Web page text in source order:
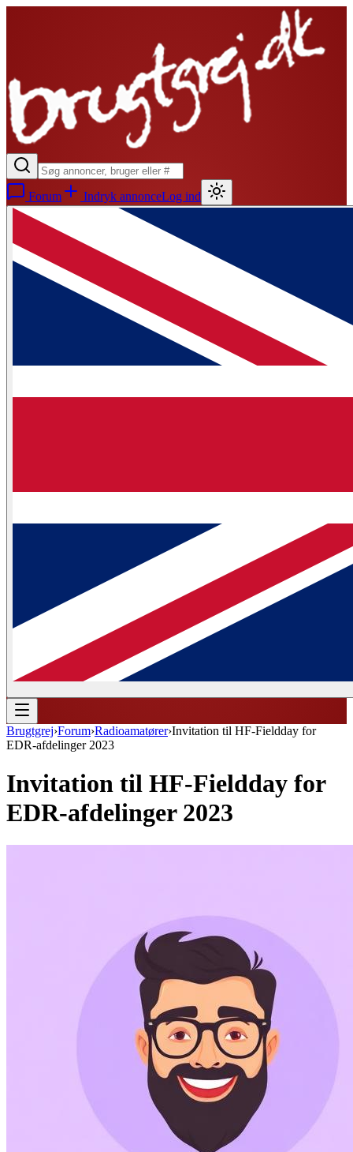
Forum Indryk annonceLog ind
Brugtgrej›Forum›Radioamatører›Invitation til HF-Fieldday for
EDR-afdelinger 2023
Invitation til HF-Fieldday for
EDR-afdelinger 2023